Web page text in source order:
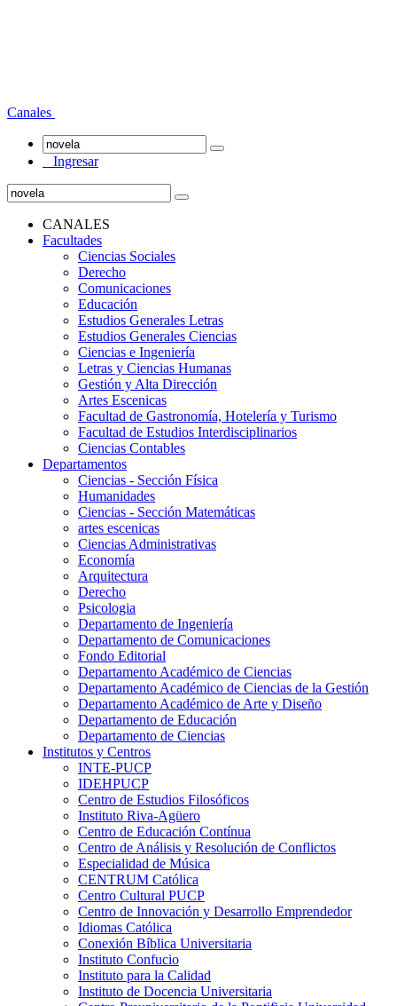
Canales
Ingresar
CANALES
Facultades
Ciencias Sociales
Derecho
Comunicaciones
Educación
Estudios Generales Letras
Estudios Generales Ciencias
Ciencias e Ingeniería
Letras y Ciencias Humanas
Gestión y Alta Dirección
Artes Escenicas
Facultad de Gastronomía, Hotelería y Turismo
Facultad de Estudios Interdisciplinarios
Ciencias Contables
Departamentos
Ciencias - Sección Física
Humanidades
Ciencias - Sección Matemáticas
artes escenicas
Ciencias Administrativas
Economía
Arquitectura
Derecho
Psicologia
Departamento de Ingeniería
Departamento de Comunicaciones
Fondo Editorial
Departamento Académico de Ciencias
Departamento Académico de Ciencias de la Gestión
Departamento Académico de Arte y Diseño
Departamento de Educación
Departamento de Ciencias
Institutos y Centros
INTE-PUCP
IDEHPUCP
Centro de Estudios Filosóficos
Instituto Riva-Agüero
Centro de Educación Contínua
Centro de Análisis y Resolución de Conflictos
Especialidad de Música
CENTRUM Católica
Centro Cultural PUCP
Centro de Innovación y Desarrollo Emprendedor
Idiomas Católica
Conexión Bíblica Universitaria
Instituto Confucio
Instituto para la Calidad
Instituto de Docencia Universitaria